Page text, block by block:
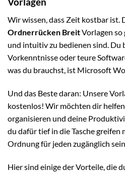
Wir wissen, dass Zeit kostbar ist.
Ordnerrücken BreitVorlagen so
und intuitiv zu bedienen sind. Du
Vorkenntnisse oder teure
was du brauchst, ist Microsoft
Und das Beste daran: Unsere
kostenlos! Wir möchten dir
organisieren und deine
du dafür tief in die Tasche greifen
Ordnung für jeden zugänglich
Hier sind einige der Vorteile, die